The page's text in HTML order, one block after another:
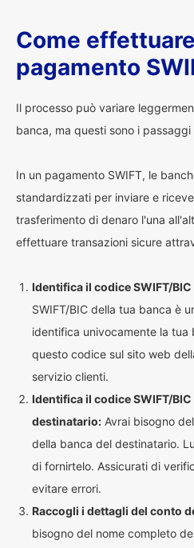
Come
pagamento
Il processo può variare
banca, ma questi sono i passaggi
In un pagamento SWIFT, le
standardizzati per inviare e
trasferimento di denaro l'una
effettuare transazioni sicure
Identifica il codice SWIFT/
SWIFT/BIC della tua banca è
identifica univocamente la tua
questo codice sul sito web
servizio clienti.
Identifica il codice SWIFT/
destinatario: Avrai bisogno
della banca del destinatario.
di fornirtelo. Assicurati di
evitare errori.
Raccogli i dettagli del conto
bisogno del nome completo